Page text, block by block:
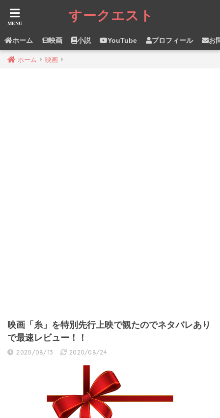
すークエスト
ホーム 映画 小説 YouTube プロフィール お
ホーム 映画
映画「糸」を特別先行上映で観たのでネタバレあり
で最速レビュー！！
2020/08/13 2020/08/24